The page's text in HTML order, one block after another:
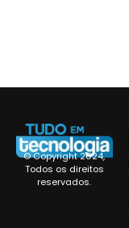
© Copyright 2024,
Todos os direitos
reservados.